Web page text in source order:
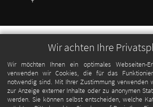
Wir achten Ihre
Wir möchten Ihnen ein optimales Webseiten-
verwenden wir Cookies, die für das
notwendig sind. Mit Ihrer Zustimmung verwenden
zur Anzeige externer Inhalte oder zu anonymen
werden. Sie können selbst entscheiden, welche